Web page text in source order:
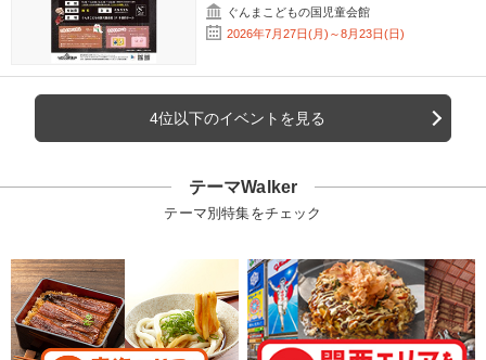
ぐんまこどもの国児童会館
2026年7月27日(月)～8月23日(日)
4位以下のイベントを見る
テーマWalker
テーマ別特集をチェック